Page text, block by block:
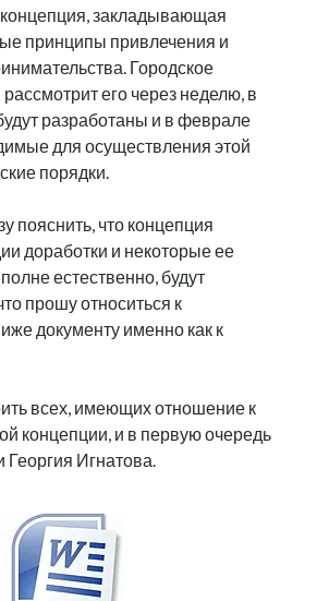
takinada
безработица видео война
выборы
высказывание
история
книга маська нарва
обучение эстонскому
парламент партия поводырь
экономика экономика эстонии
язык
закладывающая
принципы привлечения и
Городское
его через неделю, в
разработаны и в феврале
для осуществления этой
порядки.
пояснить, что концепция
доработки и некоторые ее
естественно, будут
прошу относиться к
документу именно как к
всех, имеющих отношение к
концепции, и в первую очередь
Игнатова.